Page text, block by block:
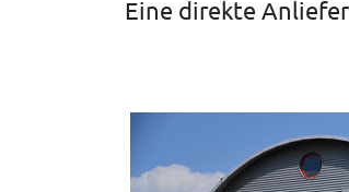
Eine direkte